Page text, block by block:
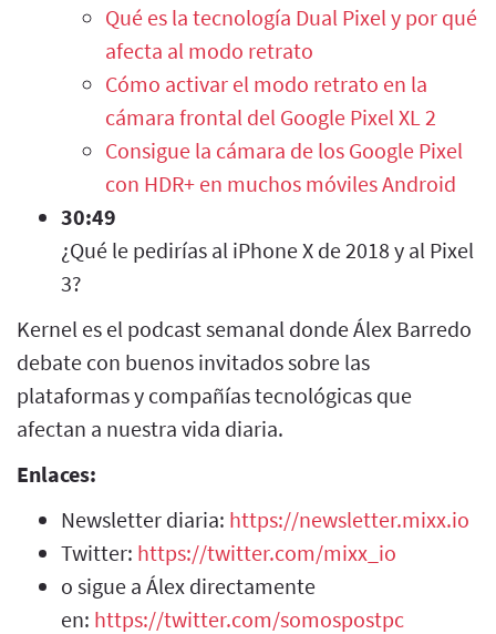
Qué es la tecnología Dual Pixel y por qué
afecta al modo retrato
Cómo activar el modo retrato en la
cámara frontal del Google Pixel XL 2
Consigue la cámara de los Google Pixel
con HDR+ en muchos móviles Android
30:49
¿Qué le pedirías al iPhone X de 2018 y al Pixel
3?
Kernel es el podcast semanal donde Álex Barredo
debate con buenos invitados sobre las
plataformas y compañías tecnológicas que
afectan a nuestra vida diaria.
Enlaces:
Newsletter diaria: https://newsletter.mixx.io
Twitter: https://twitter.com/mixx_io
o sigue a Álex directamente
en: https://twitter.com/somospostpc